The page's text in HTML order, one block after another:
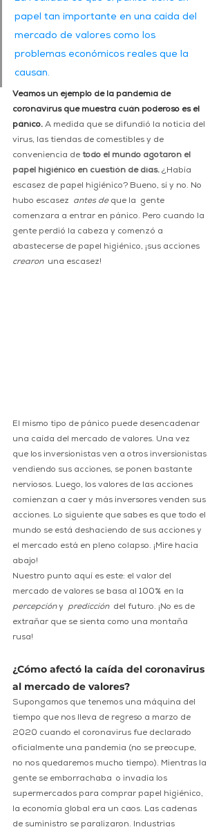
papel tan importante en una caída del
mercado de valores como los
problemas económicos reales que la
causan.
Veamos un ejemplo de la pandemia de
coronavirus que muestra cuán poderoso es el
pánico. A medida que se difundió la noticia del
virus, las tiendas de comestibles y de
conveniencia de todo el mundo agotaron el
papel higiénico en cuestión de días. ¿Había
escasez de papel higiénico? Bueno, sí y no. No
hubo escasez antes de que la  gente
comenzara a entrar en pánico. Pero cuando la
gente perdió la cabeza y comenzó a
abastecerse de papel higiénico, ¡sus acciones
crearon
  una escasez!
El mismo tipo de pánico puede desencadenar
una caída del mercado de valores. Una vez
que los inversionistas ven a otros inversionistas
vendiendo sus acciones, se ponen bastante
nerviosos. Luego, los valores de las acciones
comienzan a caer y más inversores venden sus
acciones. Lo siguiente que sabes es que todo el
mundo se está deshaciendo de sus acciones y
el mercado está en pleno colapso. ¡Mire hacia
abajo!
Nuestro punto aquí es este: el valor del
mercado de valores se basa al 100% en la
percepción y predicción
  del futuro. ¡No es de
extrañar que se sienta como una montaña
rusa!
¿Cómo afectó la caída del coronavirus
al mercado de valores?
Supongamos que tenemos una máquina del
tiempo que nos lleva de regreso a marzo de
2020 cuando el coronavirus fue declarado
oficialmente una pandemia (no se preocupe,
no nos quedaremos mucho tiempo). Mientras la
gente se emborrachaba  o invadía los
supermercados para comprar papel higiénico,
la economía global era un caos. Las cadenas
de suministro se paralizaron. Industrias